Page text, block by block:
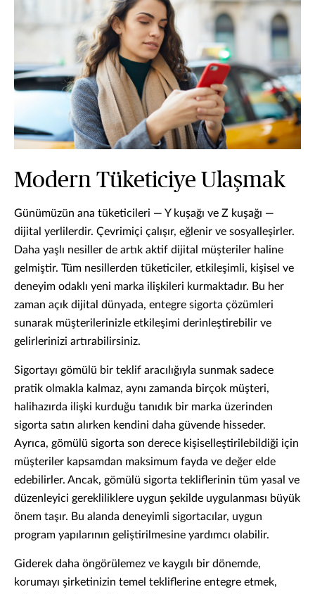
Modern Tüketiciye Ulaşmak
Günümüzün ana tüketicileri — Y kuşağı ve Z kuşağı —
dijital yerlilerdir. Çevrimiçi çalışır, eğlenir ve sosyalleşirler.
Daha yaşlı nesiller de artık aktif dijital müşteriler haline
gelmiştir. Tüm nesillerden tüketiciler, etkileşimli, kişisel ve
deneyim odaklı yeni marka ilişkileri kurmaktadır. Bu her
zaman açık dijital dünyada, entegre sigorta çözümleri
sunarak müşterilerinizle etkileşimi derinleştirebilir ve
gelirlerinizi artırabilirsiniz.
Sigortayı gömülü bir teklif aracılığıyla sunmak sadece
pratik olmakla kalmaz, aynı zamanda birçok müşteri,
halihazırda ilişki kurduğu tanıdık bir marka üzerinden
sigorta satın alırken kendini daha güvende hisseder.
Ayrıca, gömülü sigorta son derece kişiselleştirilebildiği için
müşteriler kapsamdan maksimum fayda ve değer elde
edebilirler. Ancak, gömülü sigorta tekliflerinin tüm yasal ve
düzenleyici gerekliliklere uygun şekilde uygulanması büyük
önem taşır. Bu alanda deneyimli sigortacılar, uygun
program yapılarının geliştirilmesine yardımcı olabilir.
Giderek daha öngörülemez ve kaygılı bir dönemde,
korumayı şirketinizin temel tekliflerine entegre etmek,